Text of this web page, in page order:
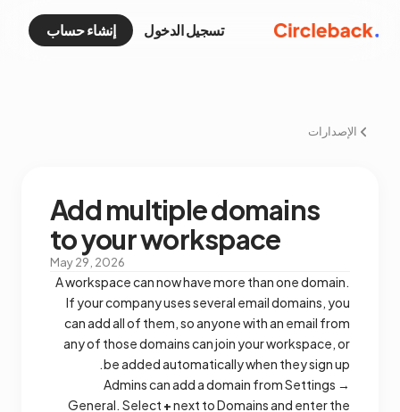
تسجيل الدخول إنشاء حساب
الإصدارات
Add multiple domains
to your workspace
May 29, 2026
A workspace can now have more than one domain.
If your company uses several email domains, you
can add all of them, so anyone with an email from
any of those domains can join your workspace, or
be added automatically when they sign up.
Admins can add a domain from Settings →
General. Select +next to Domains and enter the